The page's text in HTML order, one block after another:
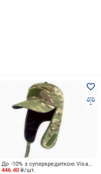
446.40₴/шт.
До -10% з суперкредиткою Visa Вигода